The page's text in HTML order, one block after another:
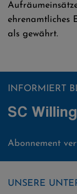
ehrenamtliches
als gewährt.
INFORMIERT
SC
Abonnement
UNSERE